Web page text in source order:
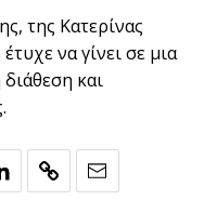
της Κατερίνας
να γίνει σε μια
και